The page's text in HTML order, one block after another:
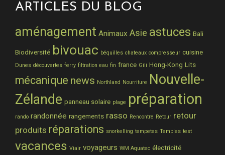
ARTICLES DU BLOG
aménagement Animaux Asie astuces Bali
Biodiversité bivouac béquilles chateaux compresseur cuisine
Dunes découvertes ferry filtration eau fin france Gili Hong-Kong Lits
mécanique news Northland Nourriture Nouvelle-
Zélande panneau solaire plage préparation
rando randonnée rangements rasso Rencontre Retour retour
produits réparations snorkelling tempetes Temples test
vacances Viair voyageurs WM Aquatec électricité